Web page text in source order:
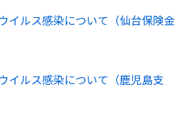
イルス感染について（仙台保険金
イルス感染について（鹿児島支